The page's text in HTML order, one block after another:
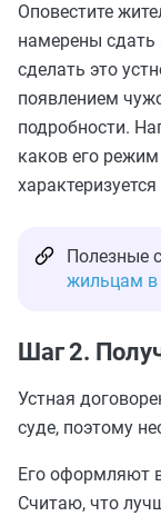
Оповестите
намерены сдать
сделать это
появлением
подробности.
каков его
Полезные
жильцам в
Шаг 2.
Устная
суде, поэтому
Его оформляют
Считаю, что